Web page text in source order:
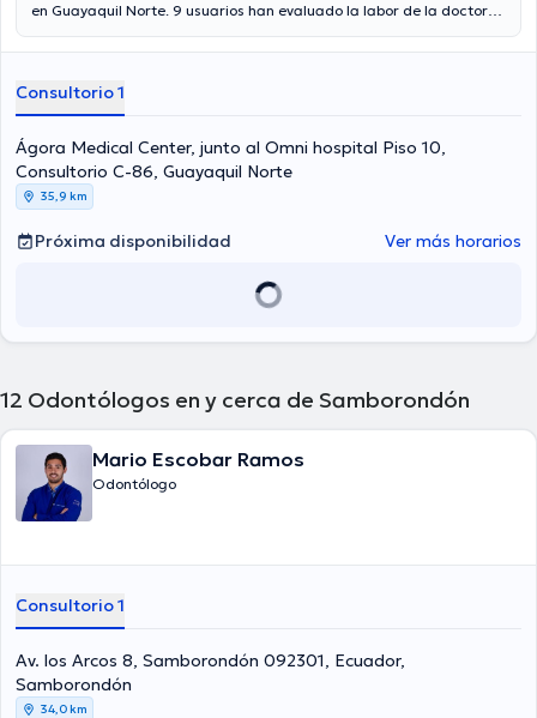
en Guayaquil Norte. 9 usuarios han evaluado la labor de la doctora.
consulta. Aseguradoras tales como Consulta privada son
Consultorio 1
Ágora Medical Center, junto al Omni hospital Piso 10,
Consultorio C-86, Guayaquil Norte
35,9 km
Próxima disponibilidad Ver más horarios
12 Odontólogos en y cerca de Samborondón
Mario Escobar Ramos
Odontólogo
Consultorio 1
Av. los Arcos 8, Samborondón 092301, Ecuador,
Samborondón
34,0 km